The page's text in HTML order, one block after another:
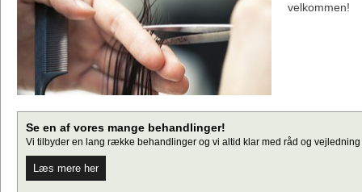
velkommen!
Se en af vores mange behandlinger!
Vi tilbyder en lang række behandlinger og vi altid klar med råd og
Læs mere her